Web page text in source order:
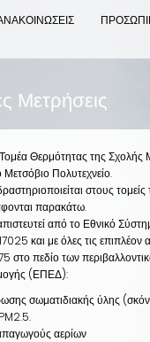
Μετρήσεις
Θερμότητας της
Πολυτεχνείο.
στους τομείς
παρακάτω.
από το Εθνικό
17025 και με όλες τις επιπλέον
στο πεδίο των
(ΕΠΕΔ):
σωματιδιακής ύλης
αερίων